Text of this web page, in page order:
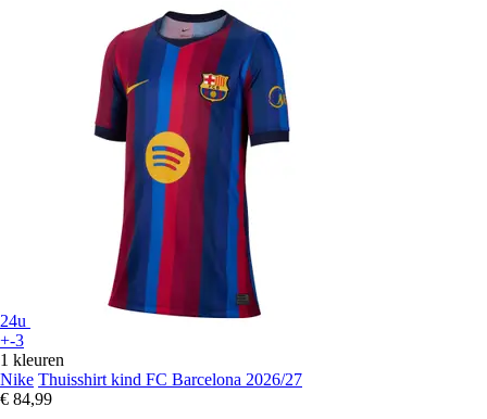
24u
+-3
1 kleuren
Nike Thuisshirt kind FC Barcelona 2026/27
€ 84,99